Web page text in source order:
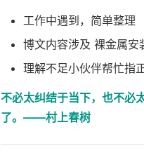
工作中遇到，简单整理
博文内容涉及 裸金属
理解不足小伙伴帮忙指
不必太纠结于当下，也不必
了。——村上春树